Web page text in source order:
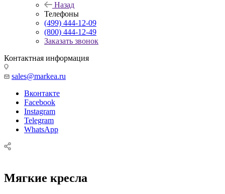
Назад
Телефоны
(499) 444-12-09
(800) 444-12-49
Заказать звонок
Контактная информация
sales@markea.ru
Вконтакте
Facebook
Instagram
Telegram
WhatsApp
Мягкие кресла